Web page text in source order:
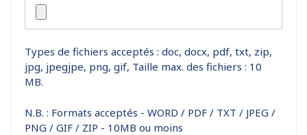
Types de fichiers acceptés : doc, docx, pdf, txt, zip,
jpg, jpegjpe, png, gif, Taille max. des fichiers : 10
MB.
N.B. : Formats acceptés - WORD / PDF / TXT / JPEG /
PNG / GIF / ZIP - 10MB ou moins